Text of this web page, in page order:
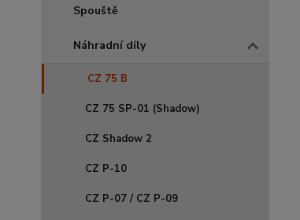
Spouště
Náhradní díly
CZ 75 B
CZ 75 SP-01 (Shadow)
CZ Shadow 2
CZ P-10
CZ P-07 / CZ P-09